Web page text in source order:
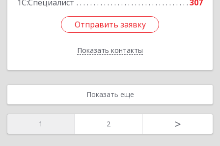
1С:Специалист
307
Отправить заявку
Показать контакты
Отправить заявку
Назад
Показать еще
1 2 >